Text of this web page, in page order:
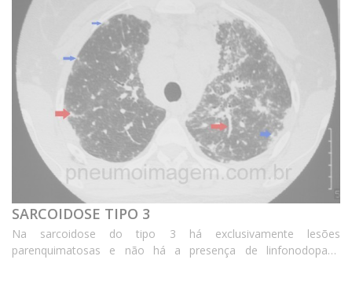
SARCOIDOSE TIPO 3
Na sarcoidose do tipo 3 há exclusivamente lesões
parenquimatosas e não há a presença de linfonodopatia